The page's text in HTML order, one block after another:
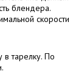
блендера.
скорости
в тарелку. По